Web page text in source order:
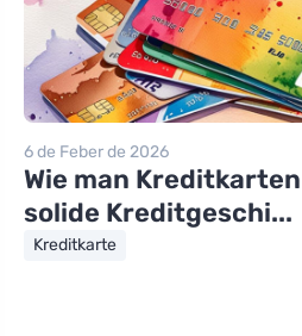
6 de Feber de 2026
Wie man
solide Kreditgeschi...
Kreditkarte